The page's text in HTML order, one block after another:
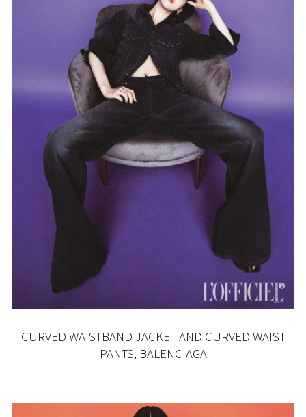
CURVED WAISTBAND JACKET AND CURVED WAIST
PANTS, BALENCIAGA